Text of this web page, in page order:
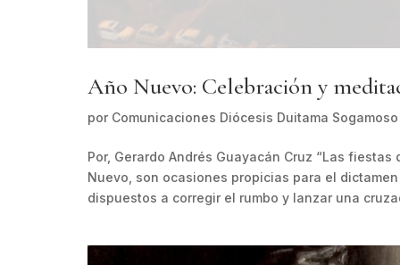
Año Nuevo: Celebración y
por Comunicaciones Diócesis Duitama Sogamoso
Por, Gerardo Andrés Guayacán Cruz “Las
Nuevo, son ocasiones propicias para el
dispuestos a corregir el rumbo y lanzar una